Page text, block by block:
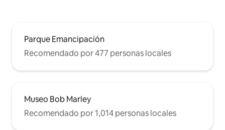
Parque Emancipación
Recomendado por 477 personas locales
Museo Bob Marley
Recomendado por 1,014 personas locales